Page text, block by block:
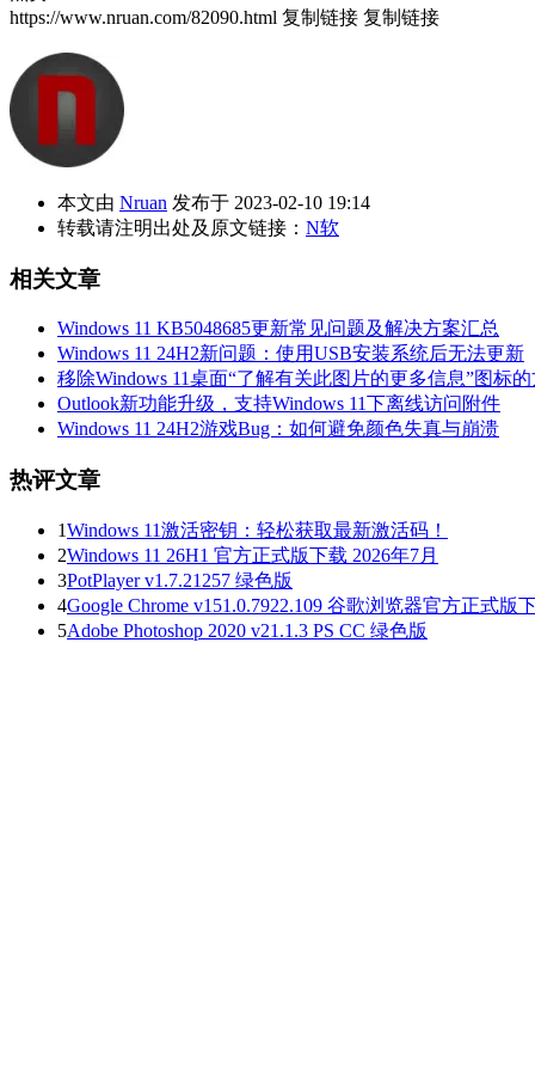
https://www.nruan.com/82090.html 复制链接 复制链接
本文由 Nruan 发布于 2023-02-10 19:14
转载请注明出处及原文链接： N软
相关文章
Windows 11 KB5048685更新常见问题及解决方案汇总
Windows 11 24H2新问题：使用USB安装系统后无法更新
移除Windows 11桌面“了解有关此图片的更多信息”图标
Outlook新功能升级，支持Windows 11下离线访问附件
Windows 11 24H2游戏Bug：如何避免颜色失真与崩溃
热评文章
1Windows 11激活密钥：轻松获取最新激活码！
2Windows 11 26H1 官方正式版下载 2026年7月
3PotPlayer v1.7.21257 绿色版
4Google Chrome v151.0.7922.109 谷歌浏览器官方正式版
5Adobe Photoshop 2020 v21.1.3 PS CC 绿色版